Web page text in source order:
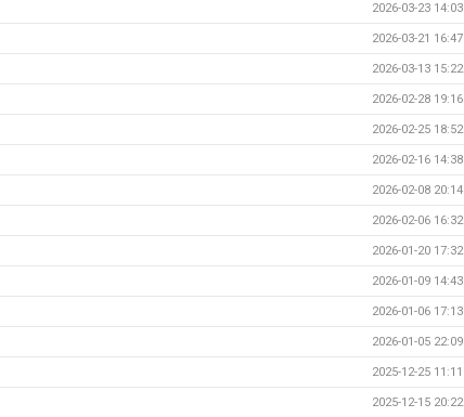
2026-03-23 14:03
2026-03-21 16:47
2026-03-13 15:22
2026-02-28 19:16
2026-02-25 18:52
2026-02-16 14:38
2026-02-08 20:14
2026-02-06 16:32
2026-01-20 17:32
2026-01-09 14:43
2026-01-06 17:13
2026-01-05 22:09
2025-12-25 11:11
2025-12-15 20:22